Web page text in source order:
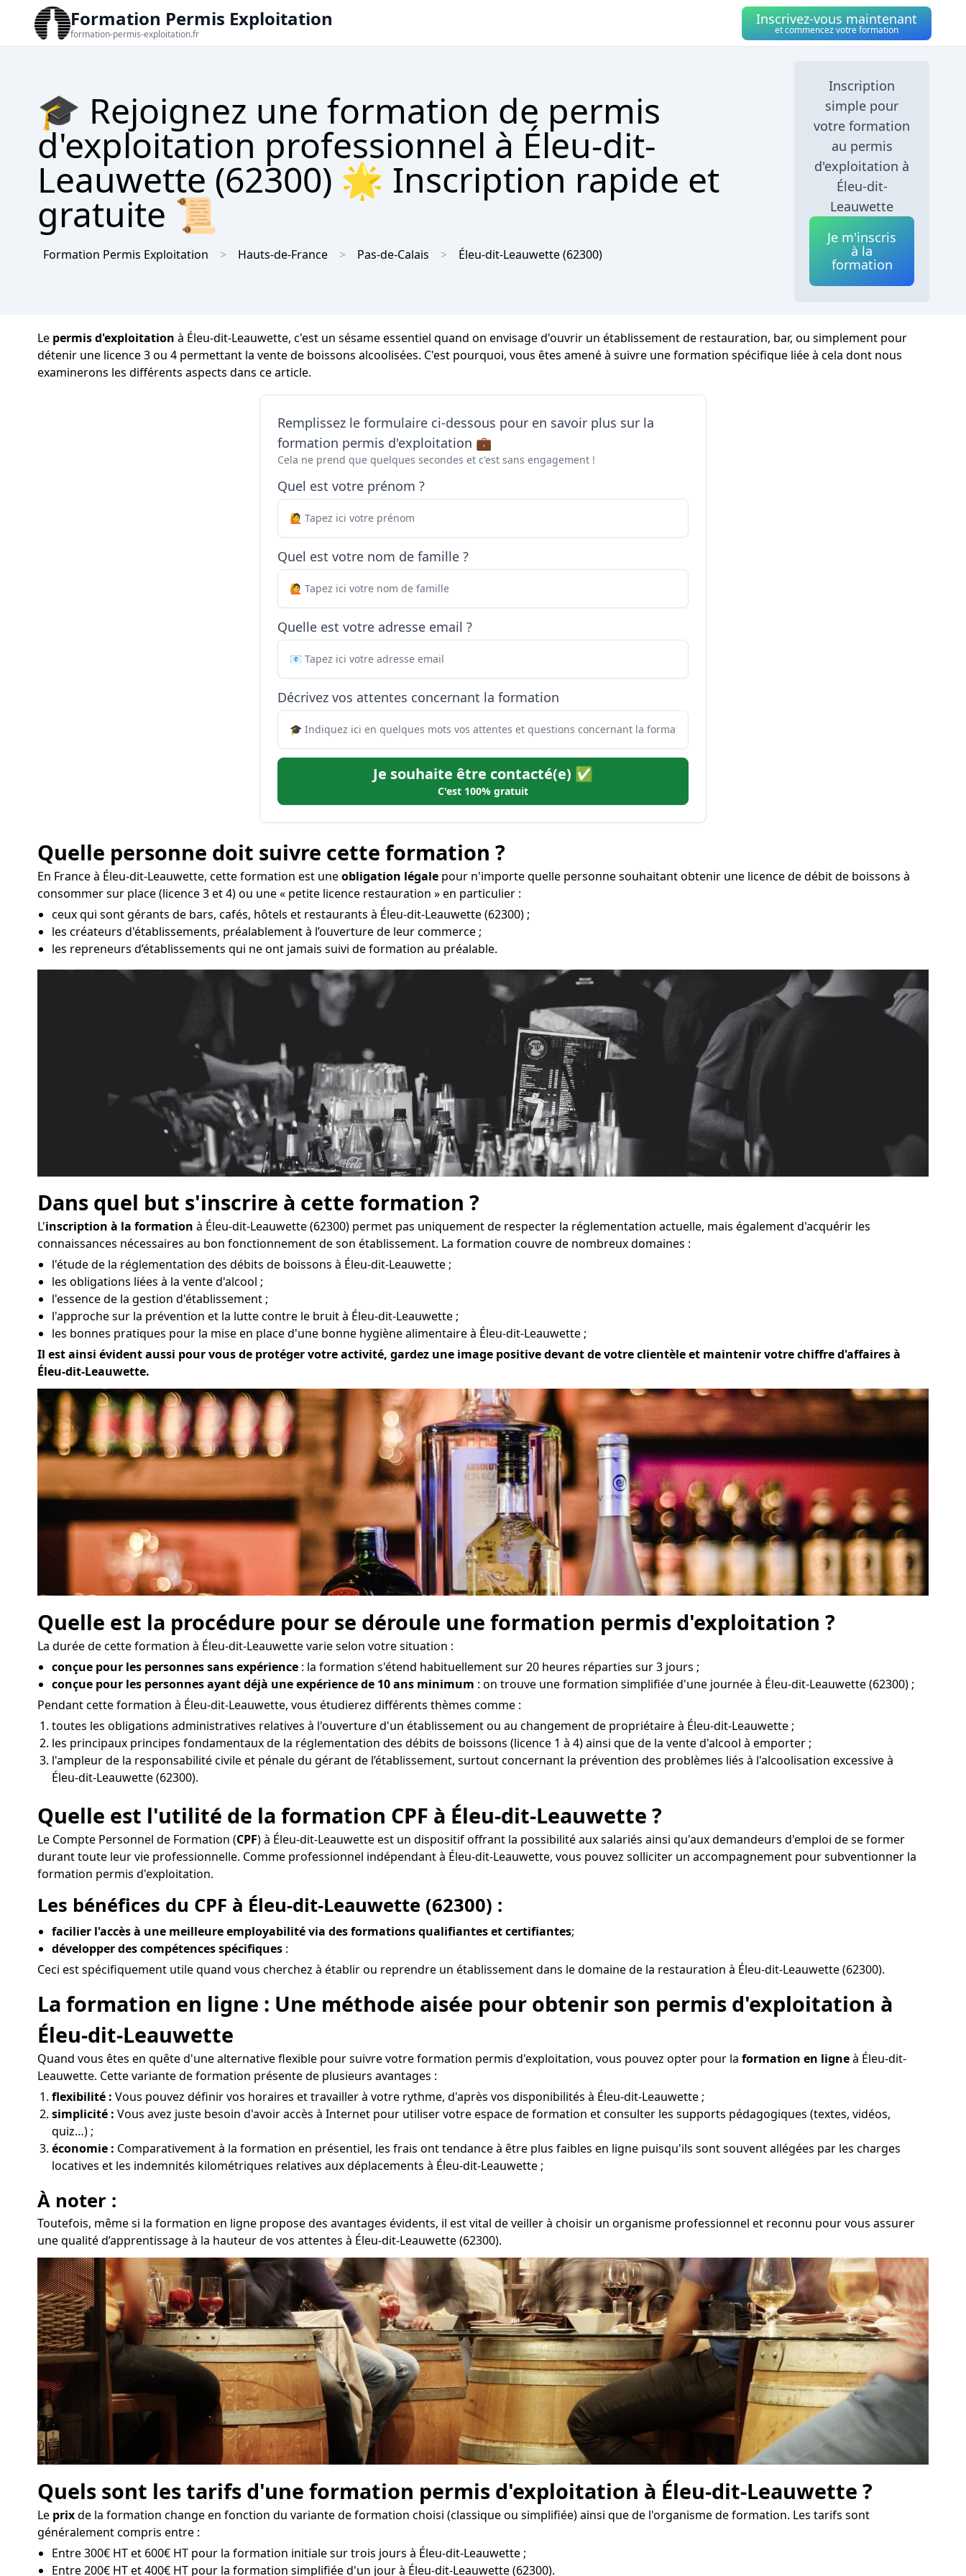
Formation Permis Exploitation
formation-permis-exploitation.fr
Inscrivez-vous maintenant
et commencez votre formation
🎓 Rejoignez une formation de permis
d'exploitation professionnel à Éleu-dit-
Leauwette (62300) 🌟 Inscription rapide et
gratuite 📜
Formation Permis Exploitation Hauts-de-France Pas-de-Calais Éleu-dit-Leauwette(62300)
Inscription
simple pour
votre formation
au permis
d'exploitation à
Éleu-dit-
Leauwette
Je m'inscris
à la
formation
Le permis d'exploitation à Éleu-dit-Leauwette, c'est un sésame essentiel quand on envisage d'ouvrir un établissement de restauration, bar, ou simplement pour
détenir une licence 3 ou 4 permettant la vente de boissons alcoolisées. C'est pourquoi, vous êtes amené à suivre une formation spécifique liée à cela dont nous
examinerons les différents aspects dans ce article.
Remplissez le formulaire ci-dessous pour en savoir plus sur la
formation permis d'exploitation 💼
Cela ne prend que quelques secondes et c'est sans engagement !
Quel est votre prénom ?
Quel est votre nom de famille ?
Quelle est votre adresse email ?
Décrivez vos attentes concernant la formation
Je souhaite être contacté(e) ✅
C'est 100% gratuit
Quelle personne doit suivre cette formation ?
En France à Éleu-dit-Leauwette, cette formation est uneobligation légale pour n'importe quelle personne souhaitant obtenir une licence de débit de boissons à
consommer sur place (licence 3 et 4) ou une « petite licence restauration » en particulier :
ceux qui sont gérants de bars, cafés, hôtels et restaurants à Éleu-dit-Leauwette (62300) ;
les créateurs d'établissements, préalablement à l’ouverture de leur commerce ;
les repreneurs d’établissements qui ne ont jamais suivi de formation au préalable.
Dans quel but s'inscrire à cette formation ?
L'inscription à la formation à Éleu-dit-Leauwette (62300) permet pas uniquement de respecter la réglementation actuelle, mais également d'acquérir les
connaissances nécessaires au bon fonctionnement de son établissement. La formation couvre de nombreux domaines :
l'étude de la réglementation des débits de boissons à Éleu-dit-Leauwette ;
les obligations liées à la vente d'alcool ;
l'essence de la gestion d'établissement ;
l'approche sur la prévention et la lutte contre le bruit à Éleu-dit-Leauwette ;
les bonnes pratiques pour la mise en place d'une bonne hygiène alimentaire à Éleu-dit-Leauwette ;
Il est ainsi évident aussi pour vous de protéger votre activité, gardez une image positive devant de votre clientèle et maintenir votre chiffre d'affaires à
Éleu-dit-Leauwette.
Quelle est la procédure pour se déroule une formation permis d'exploitation ?
La durée de cette formation à Éleu-dit-Leauwette varie selon votre situation :
conçue pour les personnes sans expérience : la formation s'étend habituellement sur 20 heures réparties sur 3 jours ;
conçue pour les personnes ayant déjà une expérience de 10 ans minimum : on trouve une formation simplifiée d'une journée à Éleu-dit-Leauwette (62300) ;
Pendant cette formation à Éleu-dit-Leauwette, vous étudierez différents thèmes comme :
toutes les obligations administratives relatives à l'ouverture d'un établissement ou au changement de propriétaire à Éleu-dit-Leauwette ;
les principaux principes fondamentaux de la réglementation des débits de boissons (licence 1 à 4) ainsi que de la vente d'alcool à emporter ;
l'ampleur de la responsabilité civile et pénale du gérant de l’établissement, surtout concernant la prévention des problèmes liés à l'alcoolisation excessive à
Éleu-dit-Leauwette (62300).
Quelle est l'utilité de la formation CPF à Éleu-dit-Leauwette ?
Le Compte Personnel de Formation (CPF) à Éleu-dit-Leauwette est un dispositif offrant la possibilité aux salariés ainsi qu'aux demandeurs d'emploi de se former
durant toute leur vie professionnelle. Comme professionnel indépendant à Éleu-dit-Leauwette, vous pouvez solliciter un accompagnement pour subventionner la
formation permis d'exploitation.
Les bénéfices du CPF à Éleu-dit-Leauwette (62300) :
facilier l'accès à une meilleure employabilité via des formations qualifiantes et certifiantes;
développer des compétences spécifiques :
Ceci est spécifiquement utile quand vous cherchez à établir ou reprendre un établissement dans le domaine de la restauration à Éleu-dit-Leauwette (62300).
La formation en ligne : Une méthode aisée pour obtenir son permis d'exploitation à
Éleu-dit-Leauwette
Quand vous êtes en quête d'une alternative flexible pour suivre votre formation permis d'exploitation, vous pouvez opter pour la formation en ligneà Éleu-dit-
Leauwette. Cette variante de formation présente de plusieurs avantages :
flexibilité : Vous pouvez définir vos horaires et travailler à votre rythme, d'après vos disponibilités à Éleu-dit-Leauwette ;
simplicité : Vous avez juste besoin d'avoir accès à Internet pour utiliser votre espace de formation et consulter les supports pédagogiques (textes, vidéos,
quiz…) ;
économie : Comparativement à la formation en présentiel, les frais ont tendance à être plus faibles en ligne puisqu'ils sont souvent allégées par les charges
locatives et les indemnités kilométriques relatives aux déplacements à Éleu-dit-Leauwette ;
À noter :
Toutefois, même si la formation en ligne propose des avantages évidents, il est vital de veiller à choisir un organisme professionnel et reconnu pour vous assurer
une qualité d’apprentissage à la hauteur de vos attentes à Éleu-dit-Leauwette (62300).
Quels sont les tarifs d'une formation permis d'exploitation à Éleu-dit-Leauwette ?
Le prixde la formation change en fonction du variante de formation choisi (classique ou simplifiée) ainsi que de l'organisme de formation. Les tarifs sont
généralement compris entre :
Entre 300€ HT et 600€ HT pour la formation initiale sur trois jours à Éleu-dit-Leauwette ;
Entre 200€ HT et 400€ HT pour la formation simplifiée d'un jour à Éleu-dit-Leauwette (62300).